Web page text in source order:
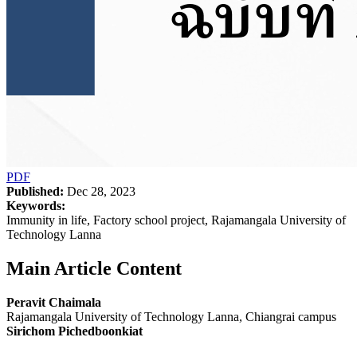
PDF
Published: Dec 28, 2023
Keywords:
Immunity in life, Factory school project, Rajamangala University of
Technology Lanna
Main Article Content
Peravit Chaimala
Rajamangala University of Technology Lanna, Chiangrai campus
Sirichom Pichedboonkiat